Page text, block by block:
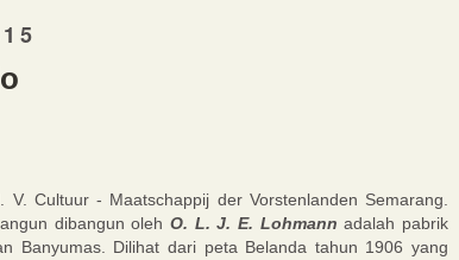
Cultuur - Maatschappij der Vorstenlanden Semarang.
dibangun oleh O. L. J. E. Lohmann adalah pabrik
Banyumas. Dilihat dari peta Belanda tahun 1906 yang